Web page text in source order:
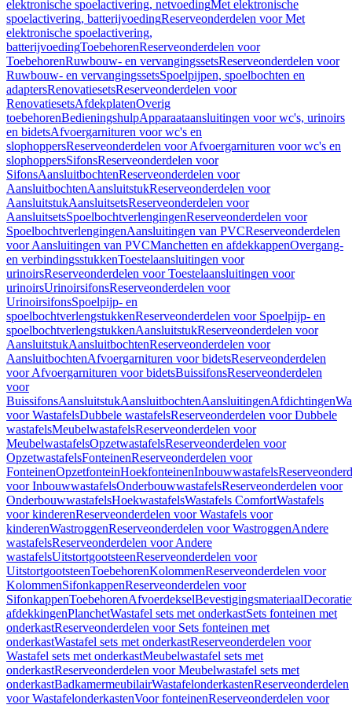
elektronische spoelactivering, netvoedingMet elektronische
spoelactivering, batterijvoedingReserveonderdelen voor Met
elektronische spoelactivering,
batterijvoedingToebehorenReserveonderdelen voor
ToebehorenRuwbouw- en vervangingssetsReserveonderdelen voor
Ruwbouw- en vervangingssetsSpoelpijpen, spoelbochten en
adaptersRenovatiesetsReserveonderdelen voor
RenovatiesetsAfdekplatenOverig
toebehorenBedieningshulpApparaataansluitingen voor wc's, urinoirs
en bidetsAfvoergarnituren voor wc's en
slophoppersReserveonderdelen voor Afvoergarnituren voor wc's en
slophoppersSifonsReserveonderdelen voor
SifonsAansluitbochtenReserveonderdelen voor
AansluitbochtenAansluitstukReserveonderdelen voor
AansluitstukAansluitsetsReserveonderdelen voor
AansluitsetsSpoelbochtverlengingenReserveonderdelen voor
SpoelbochtverlengingenAansluitingen van PVCReserveonderdelen
voor Aansluitingen van PVCManchetten en afdekkappenOvergang-
en verbindingsstukkenToestelaansluitingen voor
urinoirsReserveonderdelen voor Toestelaansluitingen voor
urinoirsUrinoirsifonsReserveonderdelen voor
UrinoirsifonsSpoelpijp- en
spoelbochtverlengstukkenReserveonderdelen voor Spoelpijp- en
spoelbochtverlengstukkenAansluitstukReserveonderdelen voor
AansluitstukAansluitbochtenReserveonderdelen voor
AansluitbochtenAfvoergarnituren voor bidetsReserveonderdelen
voor Afvoergarnituren voor bidetsBuissifonsReserveonderdelen
voor
BuissifonsAansluitstukAansluitbochtenAansluitingenAfdichtingen
voor WastafelsDubbele wastafelsReserveonderdelen voor Dubbele
wastafelsMeubelwastafelsReserveonderdelen voor
MeubelwastafelsOpzetwastafelsReserveonderdelen voor
OpzetwastafelsFonteinenReserveonderdelen voor
FonteinenOpzetfonteinHoekfonteinenInbouwwastafels
voor InbouwwastafelsOnderbouwwastafelsReserveonderdelen voor
OnderbouwwastafelsHoekwastafelsWastafels ComfortWastafels
voor kinderenReserveonderdelen voor Wastafels voor
kinderenWastroggenReserveonderdelen voor WastroggenAndere
wastafelsReserveonderdelen voor Andere
wastafelsUitstortgootsteenReserveonderdelen voor
UitstortgootsteenToebehorenKolommenReserveonderdelen voor
KolommenSifonkappenReserveonderdelen voor
SifonkappenToebehorenAfvoerdekselBevestigingsmateriaal
afdekkingenPlanchetWastafel sets met onderkastSets fonteinen met
onderkastReserveonderdelen voor Sets fonteinen met
onderkastWastafel sets met onderkastReserveonderdelen voor
Wastafel sets met onderkastMeubelwastafel sets met
onderkastReserveonderdelen voor Meubelwastafel sets met
onderkastBadkamermeubilairWastafelonderkastenReserveonderdelen
voor WastafelonderkastenVoor fonteinenReserveonderdelen voor